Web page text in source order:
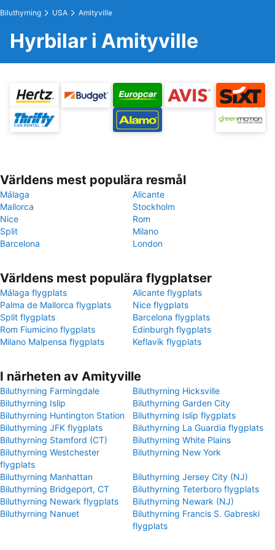
Biluthyrning USA Amityville
Hyrbilar i Amityville
Världens mest populära resmål
Málaga
Alicante
Mallorca
Stockholm
Nice
Rom
Split
Milano
Barcelona
London
Världens mest populära flygplatser
Málaga flygplats
Alicante flygplats
Palma de Mallorca flygplats
Nice flygplats
Split flygplats
Barcelona flygplats
Rom Fiumicino flygplats
Edinburgh flygplats
Milano Malpensa flygplats
Keflavík flygplats
I närheten av Amityville
Biluthyrning Farmingdale
Biluthyrning Hicksville
Biluthyrning Islip
Biluthyrning Garden City
Biluthyrning Huntington Station
Biluthyrning Islip flygplats
Biluthyrning JFK flygplats
Biluthyrning La Guardia flygplats
Biluthyrning Stamford (CT)
Biluthyrning White Plains
Biluthyrning Westchester
flygplats
Biluthyrning New York
Biluthyrning Manhattan
Biluthyrning Jersey City (NJ)
Biluthyrning Bridgeport, CT
Biluthyrning Teterboro flygplats
Biluthyrning Newark flygplats
Biluthyrning Newark (NJ)
Biluthyrning Nanuet
Biluthyrning Francis S. Gabreski
flygplats